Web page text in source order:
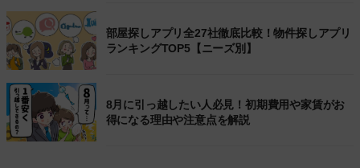
部屋探しアプリ全27社徹底比較！物件探しアプリ
ランキングTOP5【ニーズ別】
8月に引っ越したい人必見！初期費用や家賃がお
得になる理由や注意点を解説